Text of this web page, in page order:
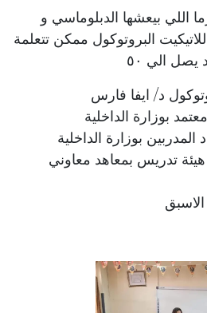
اللي بيعشها الدبلوماسي و
البروتوكول ممكن تتعلمة
د/ ايفا فارس
بوزارة الداخلية
بوزارة الداخلية